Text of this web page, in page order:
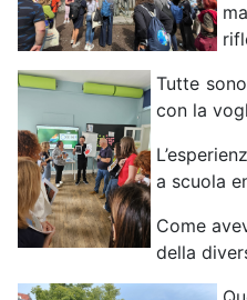
Tutte
con la
a scuola
Come
della